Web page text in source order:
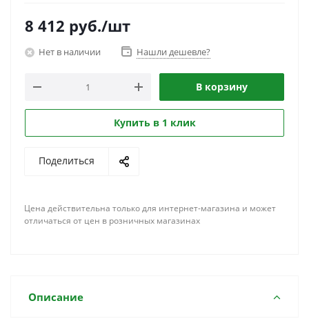
8 412 руб./шт
Нет в наличии Нашли дешевле?
В корзину
Купить в 1 клик
Поделиться
Цена действительна только для интернет-магазина и может
отличаться от цен в розничных магазинах
Описание